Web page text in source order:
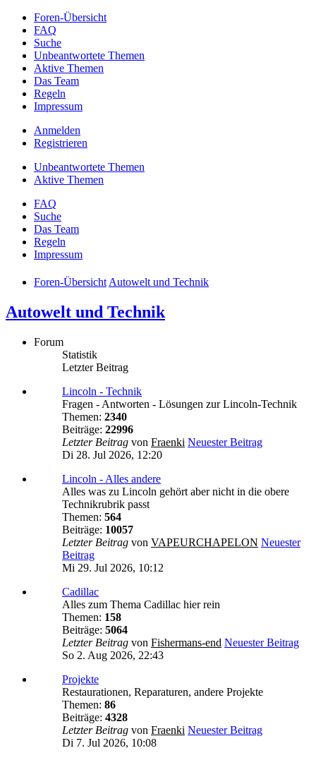
Foren-Übersicht
FAQ
Suche
Unbeantwortete Themen
Aktive Themen
Das Team
Regeln
Impressum
Anmelden
Registrieren
Unbeantwortete Themen
Aktive Themen
FAQ
Suche
Das Team
Regeln
Impressum
Foren-ÜbersichtAutowelt und Technik
Autowelt und Technik
Forum
Statistik
Letzter Beitrag
Lincoln - Technik
Fragen - Antworten - Lösungen zur Lincoln-Technik
Themen: 2340
Beiträge: 22996
Letzter Beitrag von Fraenki Neuester Beitrag
Di 28. Jul 2026, 12:20
Lincoln - Alles andere
Alles was zu Lincoln gehört aber nicht in die obere
Technikrubrik passt
Themen: 564
Beiträge: 10057
Letzter Beitrag von VAPEURCHAPELON Neuester
Beitrag
Mi 29. Jul 2026, 10:12
Cadillac
Alles zum Thema Cadillac hier rein
Themen: 158
Beiträge: 5064
Letzter Beitrag von Fishermans-end Neuester Beitrag
So 2. Aug 2026, 22:43
Projekte
Restaurationen, Reparaturen, andere Projekte
Themen: 86
Beiträge: 4328
Letzter Beitrag von Fraenki Neuester Beitrag
Di 7. Jul 2026, 10:08